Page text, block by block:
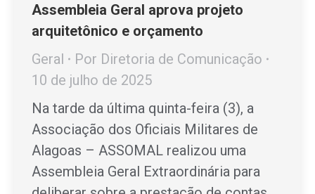
Assembleia Geral aprova projeto
arquitetônico e orçamento
Geral
Por Diretoria de Comunicação
10 de julho de 2025
Na tarde da última quinta-feira (3), a
Associação dos Oficiais Militares de
Alagoas – ASSOMAL realizou uma
Assembleia Geral Extraordinária para